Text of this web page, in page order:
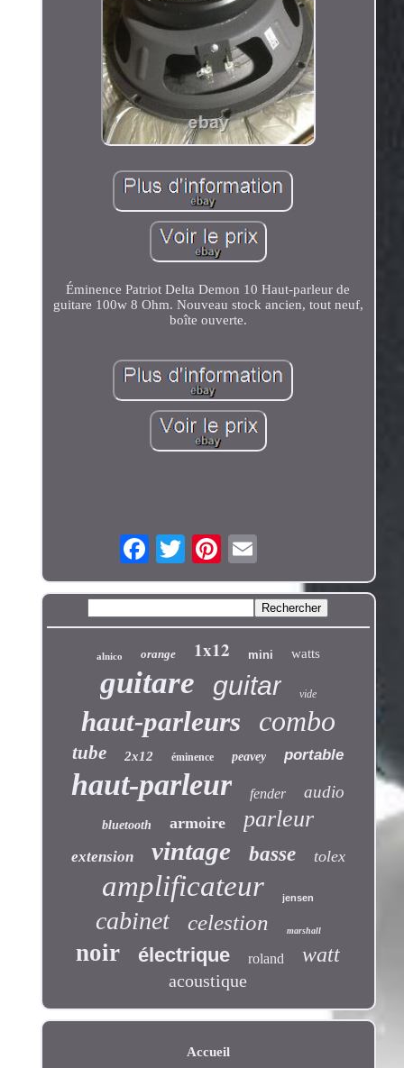
Éminence Patriot Delta Demon 10 Haut-parleur de
guitare 100w 8 Ohm. Nouveau stock ancien, tout neuf,
boîte ouverte.
alnico orange 1x12 mini watts
guitare guitar vide
haut-parleurs combo
tube 2x12 éminence peavey portable
haut-parleur fender audio
bluetooth armoire parleur
extension vintage basse tolex
amplificateur jensen
cabinet celestion marshall
noir électrique roland watt
acoustique
Accueil